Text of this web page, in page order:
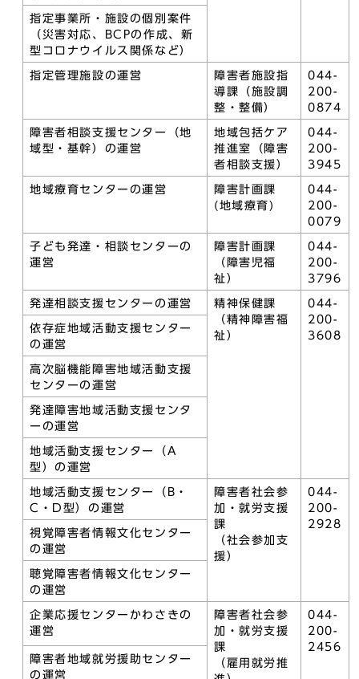
指定事業所・施設の個別案件
（災害対応、BCPの作成、新
型コロナウイルス関係など）
指定管理施設の運営
障害者施設指
導課（施設調
整・整備）
044-
200-
0874
障害者相談支援センター（地
域型・基幹）の運営
地域包括ケア
推進室（障害
者相談支援）
044-
200-
3945
地域療育センターの運営
障害計画課
(地域療育)
044-
200-
0079
子ども発達・相談センターの
運営
障害計画課
（障害児福
祉）
044-
200-
3796
発達相談支援センターの運営
精神保健課
（精神障害福
祉）
044-
200-
3608
依存症地域活動支援センター
の運営
高次脳機能障害地域活動支援
センターの運営
発達障害地域活動支援センタ
ーの運営
地域活動支援センター（A
型）の運営
地域活動支援センター（B・
C・D型）の運営
障害者社会参
加・就労支援
課
（社会参加支
援）
044-
200-
2928
視覚障害者情報文化センター
の運営
聴覚障害者情報文化センター
の運営
企業応援センターかわさきの
運営
障害者社会参
加・就労支援
課
（雇用就労推
044-
200-
2456
障害者地域就労援助センター
の運営